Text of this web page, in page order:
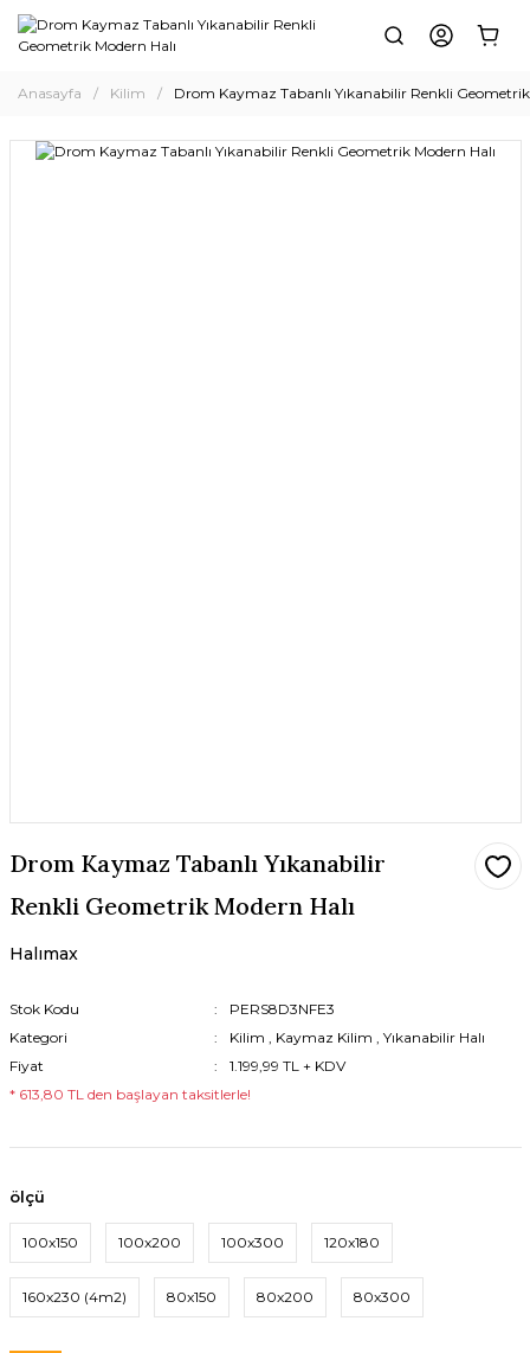
Anasayfa Kilim Drom Kaymaz Tabanlı Yıkanabilir Renkli Geometrik
Drom Kaymaz Tabanlı Yıkanabilir
Renkli Geometrik Modern Halı
Halımax
Stok Kodu
PERS8D3NFE3
Kategori
Kilim , Kaymaz Kilim , Yıkanabilir Halı
Fiyat
1.199,99 TL + KDV
* 613,80 TL den başlayan taksitlerle!
ölçü
100x150 100x200 100x300 120x180
160x230 (4m2) 80x150 80x200 80x300